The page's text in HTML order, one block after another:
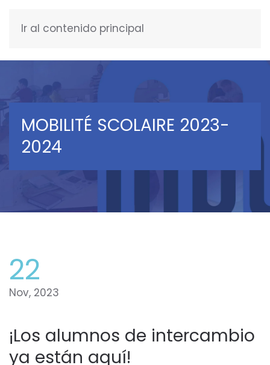
Ir al contenido principal
MOBILITÉ SCOLAIRE 2023-
2024
22
Nov, 2023
¡Los alumnos de intercambio
ya están aquí!